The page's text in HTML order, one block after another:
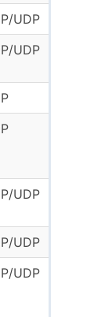
UDP
UDP
UDP
UDP
UDP